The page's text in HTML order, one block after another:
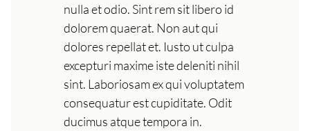
nulla et odio. Sint rem sit libero id
dolorem quaerat. Non aut qui
dolores repellat et. Iusto ut culpa
excepturi maxime iste deleniti nihil
sint. Laboriosam ex qui voluptatem
consequatur est cupiditate. Odit
ducimus atque tempora in.